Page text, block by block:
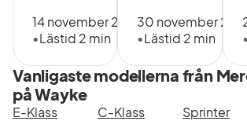
14 november 2018
•Lästid 2 min
30 november
•Lästid 2 min
•
Vanligaste modellerna från
på Wayke
E-Klass C-Klass Sprinter